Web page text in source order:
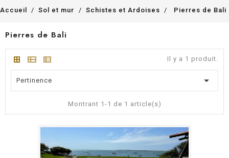
Accueil Sol et mur Schistes et Ardoises Pierres de Bali
Pierres de Bali
Il y a 1 produit.
Pertinence 
Montrant 1-1 de 1 article(s)